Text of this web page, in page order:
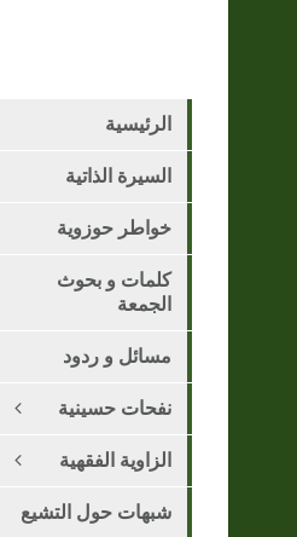
الرئيسية
السيرة الذاتية
خواطر حوزوية
كلمات و بحوث
الجمعة
مسائل و ردود
نفحات حسينية
الزاوية الفقهية
شبهات حول التشيع